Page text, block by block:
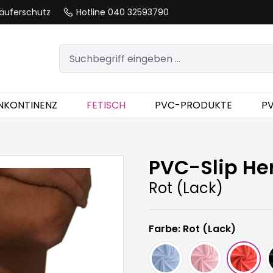
Hotline 040 32593790
FETISCH PVC-PRODUKTE
PVC-Slip
Rot (Lack)
Farbe: Rot (Lack)